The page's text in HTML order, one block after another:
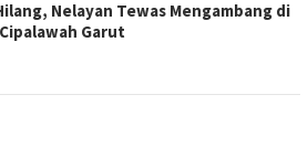
Nelayan Tewas Mengambang di
Garut